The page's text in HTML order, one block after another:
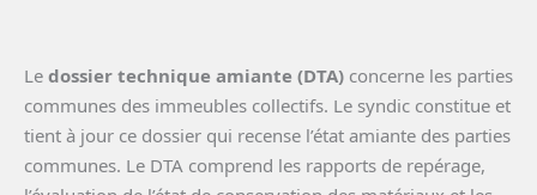
Le dossier technique amiante (DTA) concerne les parties
communes des immeubles collectifs. Le syndic constitue et
tient à jour ce dossier qui recense l’état amiante des parties
communes. Le DTA comprend les rapports de repérage,